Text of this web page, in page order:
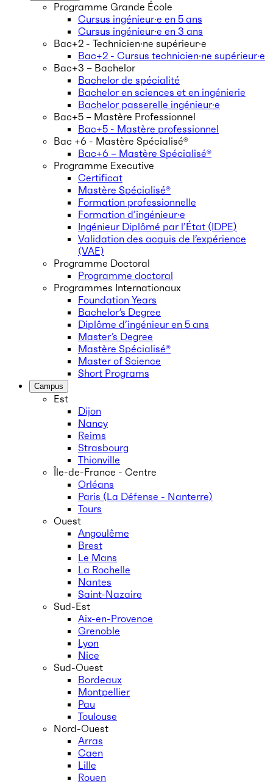
Programme Grande École
Cursus ingénieur·e en 5 ans
Cursus ingénieur·e en 3 ans
Bac+2 - Technicien·ne supérieur·e
Bac+2 - Cursus technicien·ne supérieur·e
Bac+3 – Bachelor
Bachelor de spécialité
Bachelor en sciences et en ingénierie
Bachelor passerelle ingénieur·e
Bac+5 – Mastère Professionnel
Bac+5 - Mastère professionnel
Bac +6 - Mastère Spécialisé®
Bac+6 – Mastère Spécialisé®
Programme Executive
Certificat
Mastère Spécialisé®
Formation professionnelle
Formation d’ingénieur·e
Ingénieur Diplômé par l’État (IDPE)
Validation des acquis de l’expérience
(VAE)
Programme Doctoral
Programme doctoral
Programmes Internationaux
Foundation Years
Bachelor’s Degree
Diplôme d’ingénieur en 5 ans
Master’s Degree
Mastère Spécialisé®
Master of Science
Short Programs
Campus
Est
Dijon
Nancy
Reims
Strasbourg
Thionville
Île-de-France - Centre
Orléans
Paris (La Défense - Nanterre)
Tours
Ouest
Angoulême
Brest
Le Mans
La Rochelle
Nantes
Saint-Nazaire
Sud-Est
Aix-en-Provence
Grenoble
Lyon
Nice
Sud-Ouest
Bordeaux
Montpellier
Pau
Toulouse
Nord-Ouest
Arras
Caen
Lille
Rouen